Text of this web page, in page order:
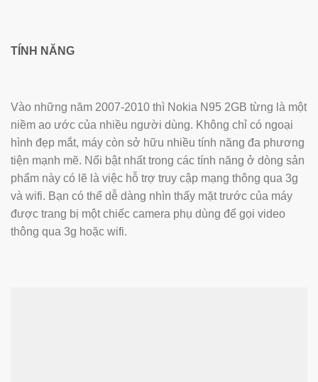
TÍNH NĂNG
Vào những năm 2007-2010 thì Nokia N95 2GB từng là một
niềm ao ước của nhiều người dùng. Không chỉ có ngoại
hình đẹp mắt, máy còn sở hữu nhiều tính năng đa phương
tiện mạnh mẽ. Nổi bật nhất trong các tính năng ở dòng sản
phẩm này có lẽ là việc hỗ trợ truy cập mạng thông qua 3g
và wifi. Bạn có thể dễ dàng nhìn thấy mặt trước của máy
được trang bị một chiếc camera phụ dùng để gọi video
thông qua 3g hoặc wifi.